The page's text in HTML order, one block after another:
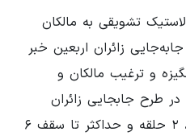
تشویقی به مالکان
زائران اربعین خبر
و ترغیب مالکان و
در طرح جابجایی زائران
اربعین، در قالب طرح تشویقی، ۲ حلقه و حداکثر تا سقف ۶